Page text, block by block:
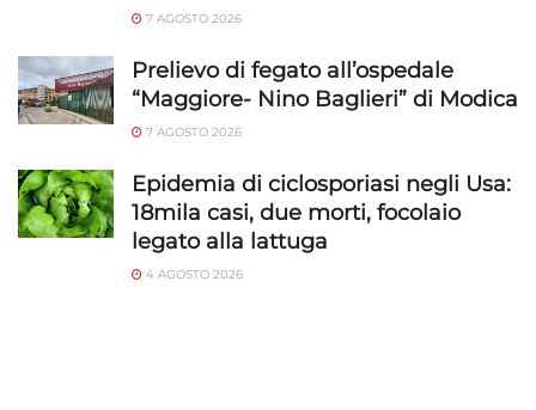
7 AGOSTO 2026
Prelievo di fegato all’ospedale
“Maggiore- Nino Baglieri” di Modica
7 AGOSTO 2026
Epidemia di ciclosporiasi negli Usa:
18mila casi, due morti, focolaio
legato alla lattuga
4 AGOSTO 2026